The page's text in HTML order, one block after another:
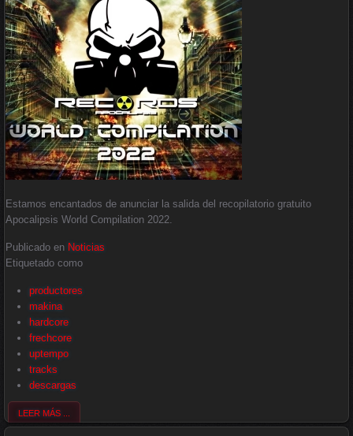
Estamos encantados de anunciar la salida del recopilatorio gratuito
Apocalipsis World Compilation 2022.
Publicado en Noticias
Etiquetado como
productores
makina
hardcore
frechcore
uptempo
tracks
descargas
LEER MÁS ...